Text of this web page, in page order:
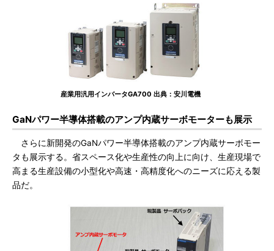
産業用汎用インバータGA700 出典：安川電機
GaNパワー半導体搭載のアンプ内蔵サーボモーターも展示
さらに新開発のGaNパワー半導体搭載のアンプ内蔵サーボモー
タも展示する。省スペース化や生産性の向上に向け、生産現場で
高まる生産設備の小型化や高速・高精度化へのニーズに応える製
品だ。